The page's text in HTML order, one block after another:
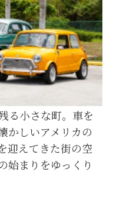
る小さな町。車を
かしいアメリカの
迎えてきた街の空
始まりをゆっくり